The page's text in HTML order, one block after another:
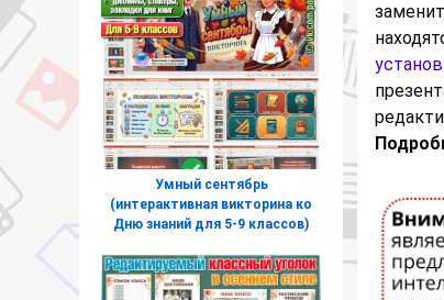
Умный сентябрь
(интерактивная викторина ко
Дню знаний для 5-9 классов)